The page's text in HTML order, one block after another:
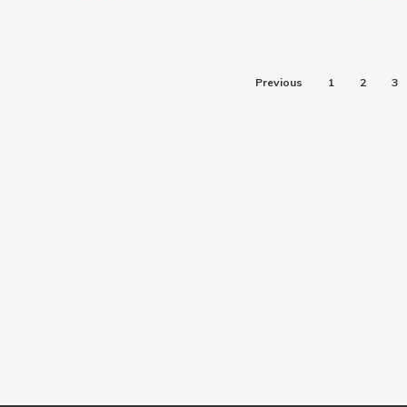
Previous 1 2 3